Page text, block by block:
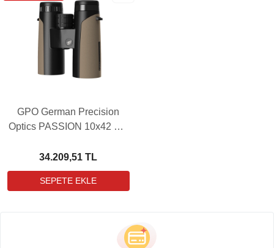
GPO German Precision
Optics PASSION 10x42 ED
34.209,51 TL